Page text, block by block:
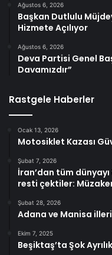
Ağustos 6, 2026
Başkan Dutlulu
Hizmete Açılıyor
Ağustos 6, 2026
Deva Partisi Genel
Davamızdır”
Rastgele Haberler
Ocak 13, 2026
Motosiklet Kazası
Şubat 7, 2026
İran’dan tüm
resti çektiler:
Şubat 28, 2026
Adana ve Manisa
Ekim 7, 2025
Beşiktaş’ta Şok Ayrılık